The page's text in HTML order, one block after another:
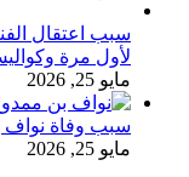
سبب اعتقال
لأول مرة
مايو 25, 2026
سبب وفاة نواف
مايو 25, 2026